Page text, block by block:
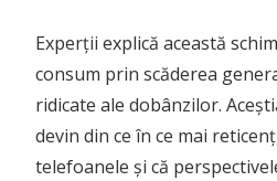
Experții explică această
consum prin scăderea
ridicate ale dobânzilor.
devin din ce în ce mai
telefoanele și că